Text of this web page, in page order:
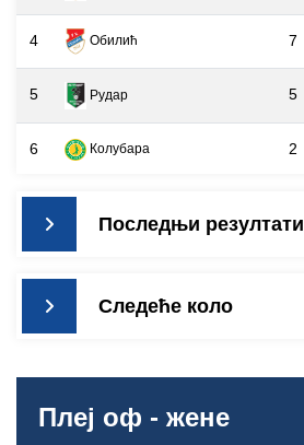
4 Обилић 7
5 Рудар 5
6 Колубара 2
Последњи резултати
Следеће коло
Плеј оф - жене